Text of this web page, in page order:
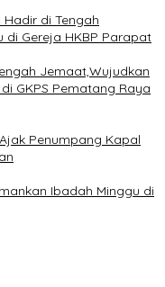
di Tengah
Gereja HKBP Parapat
Jemaat,Wujudkan
GKPS Pematang Raya
Penumpang Kapal
Ibadah Minggu di